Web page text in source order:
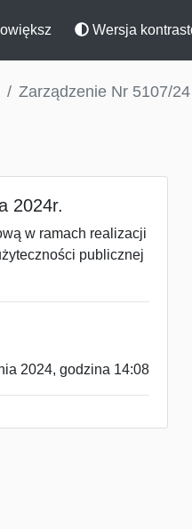
Wersja
Zarządzenie Nr 5107/
2024r.
w ramach realizacji
publicznej
2024, godzina 14:08